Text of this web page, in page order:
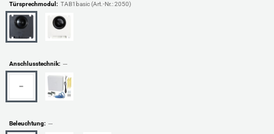
Türsprechmodul: TAB1basic (Art.-Nr.: 2050)
Anschlusstechnik: ─
Beleuchtung: ─